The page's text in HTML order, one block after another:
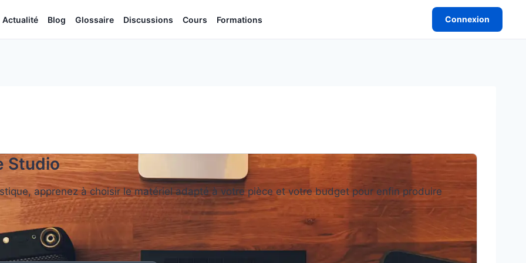
Actualité Blog Glossaire Discussions Cours Formations Connexion
Studio
apprenez à choisir le matériel adapté à votre pièce et votre budget pour enfin produire